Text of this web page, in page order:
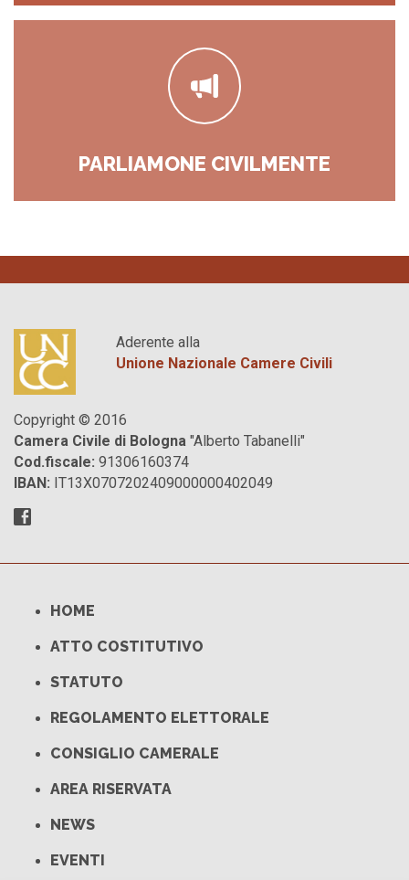
PARLIAMONE CIVILMENTE
Aderente alla
Unione Nazionale Camere Civili
Copyright © 2016
Camera Civile di Bologna "Alberto Tabanelli"
Cod.fiscale: 91306160374
IBAN: IT13X0707202409000000402049
HOME
ATTO COSTITUTIVO
STATUTO
REGOLAMENTO ELETTORALE
CONSIGLIO CAMERALE
AREA RISERVATA
NEWS
EVENTI